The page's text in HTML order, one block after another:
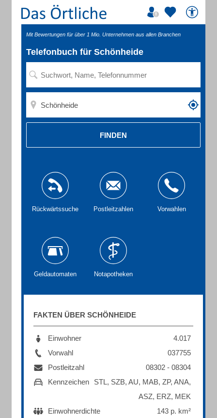
Mit Bewertungen für über 1 Mio. Unternehmen aus allen Branchen
Telefonbuch für Schönheide
FINDEN
Rückwärtssuche Postleitzahlen Vorwahlen
Geldautomaten Notapotheken
FAKTEN ÜBER SCHÖNHEIDE
Einwohner
4.017
Vorwahl
037755
Postleitzahl
08302 - 08304
Kennzeichen
STL, SZB, AU, MAB, ZP, ANA,
ASZ, ERZ, MEK
Einwohnerdichte
143 p. km²